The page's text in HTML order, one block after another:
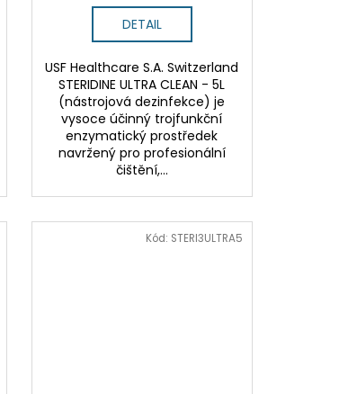
DETAIL
USF Healthcare S.A. Switzerland
STERIDINE ULTRA CLEAN - 5L
(nástrojová dezinfekce) je
vysoce účinný trojfunkční
enzymatický prostředek
navržený pro profesionální
čištění,...
Kód: STERI3ULTRA5